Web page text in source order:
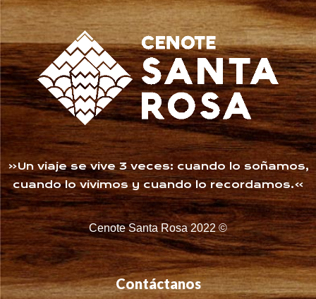
«Un viaje se vive 3 veces: cuando lo soñamos,
cuando lo vivimos y cuando lo recordamos.»
Cenote Santa Rosa 2022 ©
Contáctanos